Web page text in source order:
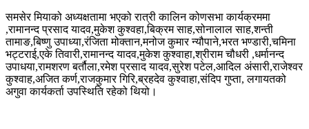
समसेर मियाको अध्यक्षतामा भएको रात्री कालिन कोणसभा कार्यक्रममा
,रामानन्द प्रसाद यादव,मुकेश कुश्वहा,बिक्रम साह,सोनालाल साह,शन्ती
तामाङ,बिष्णु उपाध्या,रंजिता मोक्तान,मनोज कुमार न्यौपाने,भरत भण्डारी,चमिना
भट्टराई,एके तिवारी,रामानन्द यादव,मुकेश कुश्वाहा,श्रीराम चौधरी ,धर्मानन्द
उपाधया,रामशरण बर्तौला,रमेश प्रसाद यादव,सुरेश पटेल,आदिल अंसारी,राजेश्वर
कुश्वाह,अजित कर्ण,राजकुमार गिरि,ब्रहदेव कुश्वाहा,संदिप गुप्ता, लगायतको
अगुवा कार्यकर्ता उपस्थिति रहेको थियो।